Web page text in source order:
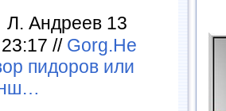
Л. Андреев 13
// Gorg.Не
пидоров или